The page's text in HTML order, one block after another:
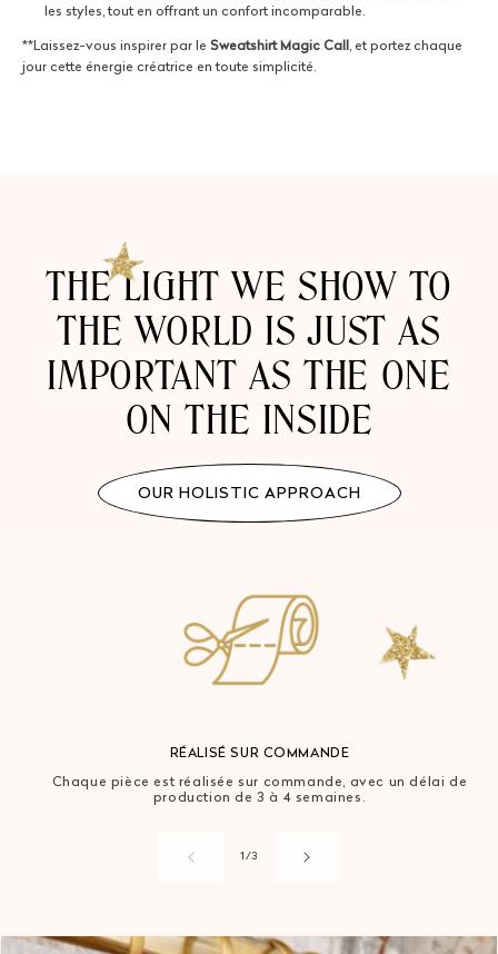
les styles, tout en offrant un confort incomparable.
**Laissez-vous inspirer par le Sweatshirt Magic Call , et portez chaque
jour cette énergie créatrice en toute simplicité.
THE LIGHT WE SHOW TO
THE WORLD IS JUST AS
IMPORTANT AS THE ONE
ON THE INSIDE
OUR HOLISTIC APPROACH
RÉALISÉ SUR COMMANDE
Chaque pièce est réalisée sur commande, avec un délai de
production de 3 à 4 semaines.
1/de
3